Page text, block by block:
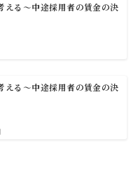
える～中途採用者の賃金の決
える～中途採用者の賃金の決